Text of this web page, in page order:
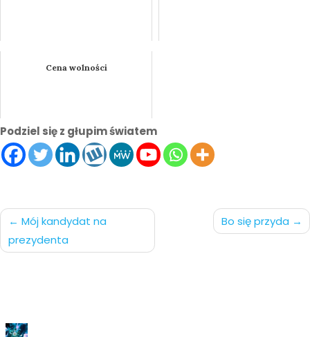
Cena wolności
Podziel się z głupim światem
Nawigacja
po
Mój kandydat na
prezydenta
Bo się przyda